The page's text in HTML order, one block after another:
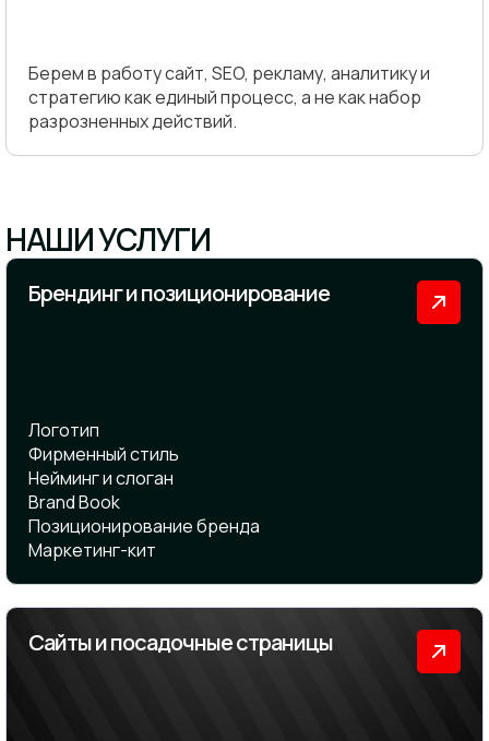
Берем в работу сайт, SEO, рекламу, аналитику и
стратегию как единый процесс, а не как набор
разрозненных действий.
НАШИ УСЛУГИ
Брендинг и позиционирование
Логотип
Фирменный стиль
Нейминг и cлоган
Brand Book
Позиционирование бренда
Маркетинг-кит
Сайты и посадочные страницы